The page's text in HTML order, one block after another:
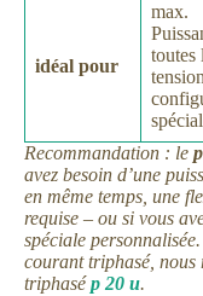
idéal pour
max.
toutes
Recommandation : le
avez besoin d’une
en même temps, une
requise – ou si vous
spéciale
courant triphasé, nous
triphasép 20 u.